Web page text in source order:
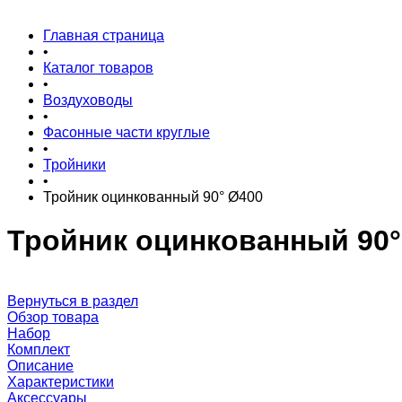
Главная страница
•
Каталог товаров
•
Воздуховоды
•
Фасонные части круглые
•
Тройники
•
Тройник оцинкованный 90° Ø400
Тройник оцинкованный
Вернуться в раздел
Обзор товара
Набор
Комплект
Описание
Характеристики
Аксессуары